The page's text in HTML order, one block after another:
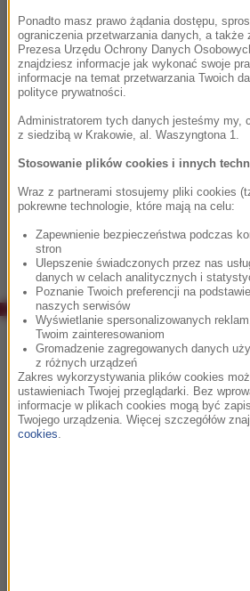
"Szczególnie podoba mi się to, co
chór żeński, do wiersza, który ma
Śpiewa to po chińsku chór z Londynu.
wyjątkowego!" - zachwyca się twórca
Dodać warto, że w nagraniach
tradycyjne chińskie instrumenty.
Główna rolę w "Wielkim Murze"
Co było grane w RMF Classic?
08:29
Michał Lorenc
Taniec Eleny
Ponadto masz prawo żądania dostępu,
ograniczenia przetwarzania danych, a także
Prezesa Urzędu Ochrony Danych
znajdziesz informacje jak wykonać swoje
informacje na temat przetwarzania Twoich
polityce prywatności.
Administratorem tych danych jesteśmy my,
z siedzibą w Krakowie, al. Waszyngtona 1.
Stosowanie plików cookies i innych
Wraz z partnerami stosujemy pliki cookies
pokrewne technologie, które mają na celu:
Zapewnienie bezpieczeństwa podczas
stron
Ulepszenie świadczonych przez nas
danych w celach analitycznych i
Poznanie Twoich preferencji na
naszych serwisów
Wyświetlanie spersonalizowanych
Twoim zainteresowaniom
Gromadzenie zagregowanych danych
z różnych urządzeń
Zakres wykorzystywania plików cookies
ustawieniach Twojej przeglądarki. Bez
informacje w plikach cookies mogą być
Twojego urządzenia. Więcej szczegółów
cookies